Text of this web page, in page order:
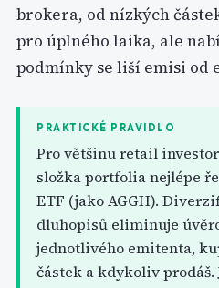
brokera, od nízkých
pro úplného laika, ale
podmínky se liší emisi od
PRAKTICKÉ PRAVIDLO
Pro většinu retail
složka portfolia nejlépe
ETF (jako AGGH).
dluhopisů eliminuje
jednotlivého emitenta,
částek a kdykoliv